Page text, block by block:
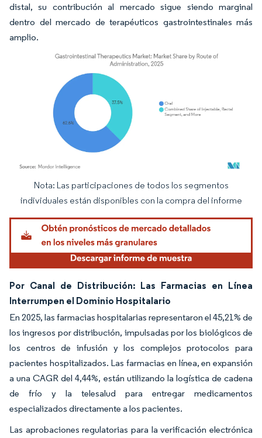
distal, su contribución al mercado sigue siendo marginal
dentro del mercado de terapéuticos gastrointestinales más
amplio.
Imagen © Mordor Intelligence. El uso requiere atribución según CC BY 4.0.
Nota: Las participaciones de todos los segmentos
individuales están disponibles con la compra del informe
Por Canal de Distribución: Las Farmacias en Línea
Interrumpen el Dominio Hospitalario
En 2025, las farmacias hospitalarias representaron el 45,21% de
los ingresos por distribución, impulsadas por los biológicos de
los centros de infusión y los complejos protocolos para
pacientes hospitalizados. Las farmacias en línea, en expansión
a una CAGR del 4,44%, están utilizando la logística de cadena
de frío y la telesalud para entregar medicamentos
especializados directamente a los pacientes.
Las aprobaciones regulatorias para la verificación electrónica